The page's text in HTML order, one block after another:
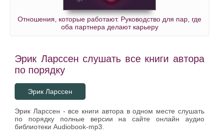
Отношения, которые работают. Руководство для пар, где
оба партнера делают карьеру
Эрик Ларссен слушать все книги автора
по порядку
Эрик Ларссен
Эрик Ларссен - все книги автора в одном месте слушать
по порядку полные версии на сайте онлайн аудио
библиотеки Audiobook-mp3.